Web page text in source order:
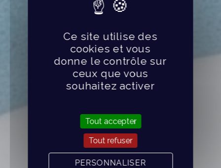
Ce site utilise des
cookies et vous
donne le contrôle sur
ceux que vous
souhaitez activer
Tout accepter
Tout refuser
PERSONNALISER